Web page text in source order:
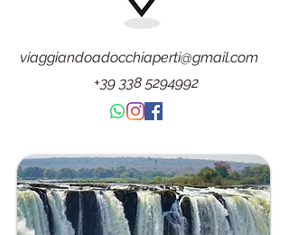
viaggiandoadocchiaperti@gmail.com
+39 338 5294992